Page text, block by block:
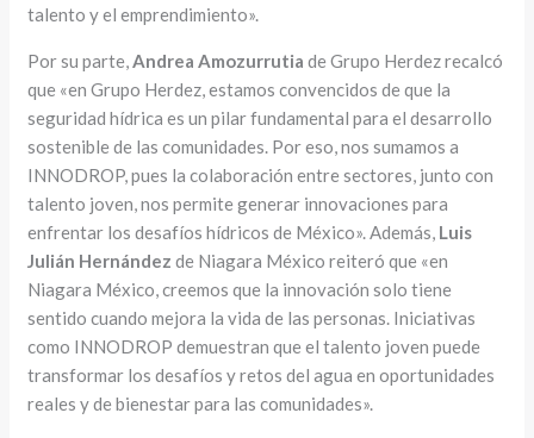
talento y el emprendimiento».
Por su parte,Andrea Amozurrutiade Grupo Herdez recalcó
que «en Grupo Herdez, estamos convencidos de que la
seguridad hídrica es un pilar fundamental para el desarrollo
sostenible de las comunidades. Por eso, nos sumamos a
INNODROP, pues la colaboración entre sectores, junto con
talento joven, nos permite generar innovaciones para
enfrentar los desafíos hídricos de México». Además, Luis
Julián Hernándezde Niagara México reiteró que «en
Niagara México, creemos que la innovación solo tiene
sentido cuando mejora la vida de las personas. Iniciativas
como INNODROP demuestran que el talento joven puede
transformar los desafíos y retos del agua en oportunidades
reales y de bienestar para las comunidades».